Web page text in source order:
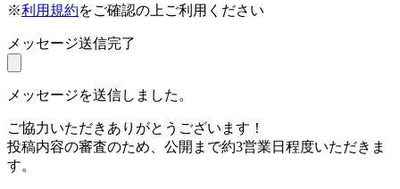
※利用規約をご確認の上ご利用ください
メッセージ送信完了
メッセージを送信しました。
ご協力いただきありがとうございます！
投稿内容の審査のため、公開まで約3営業日程度いただきま
す。